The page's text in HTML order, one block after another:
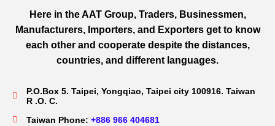
Here in the AAT Group, Traders, Businessmen,
Manufacturers, Importers, and Exporters get to know
each other and cooperate despite the distances,
countries, and different languages.
P.O.Box 5. Taipei, Yongqiao, Taipei city 100916. Taiwan
R .O. C.
Taiwan Phone: +886 966 404681